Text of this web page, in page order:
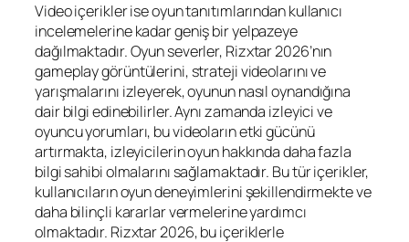
Video içerikler ise oyun tanıtımlarından kullanıcı
incelemelerine kadar geniş bir yelpazeye
dağılmaktadır. Oyun severler, Rizxtar 2026’nın
gameplay görüntülerini, strateji videolarını ve
yarışmalarını izleyerek, oyunun nasıl oynandığına
dair bilgi edinebilirler. Aynı zamanda izleyici ve
oyuncu yorumları, bu videoların etki gücünü
artırmakta, izleyicilerin oyun hakkında daha fazla
bilgi sahibi olmalarını sağlamaktadır. Bu tür içerikler,
kullanıcıların oyun deneyimlerini şekillendirmekte ve
daha bilinçli kararlar vermelerine yardımcı
olmaktadır. Rizxtar 2026, bu içeriklerle